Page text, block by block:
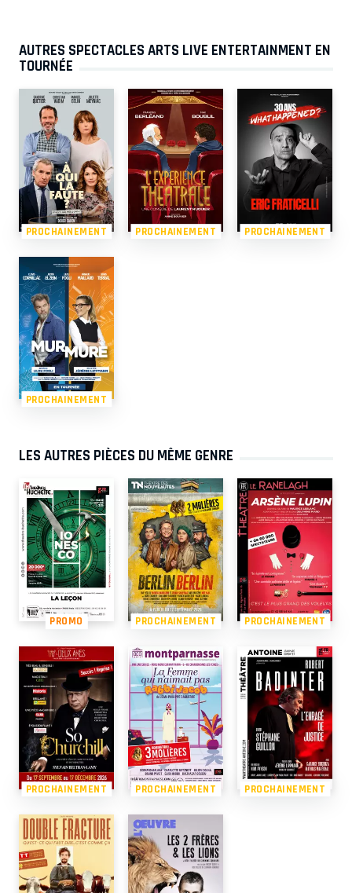
AUTRES SPECTACLES ARTS LIVE ENTERTAINMENT EN
TOURNÉE
PROCHAINEMENT PROCHAINEMENT PROCHAINEMENT
PROCHAINEMENT
LES AUTRES PIÈCES DU MÊME GENRE
PROMO PROCHAINEMENT PROCHAINEMENT
PROCHAINEMENT PROCHAINEMENT PROCHAINEMENT